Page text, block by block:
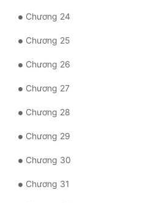
Đẹp HiệpChương 24
Chương 25
Chương 26
Chương 27
Chương 28
Chương 29
Chương 30
Chương 31